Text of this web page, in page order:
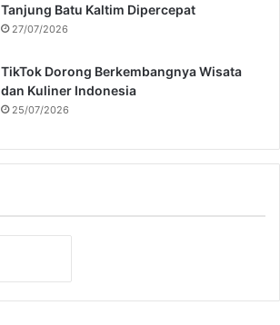
Tanjung Batu Kaltim Dipercepat
27/07/2026
TikTok Dorong Berkembangnya Wisata
dan Kuliner Indonesia
25/07/2026